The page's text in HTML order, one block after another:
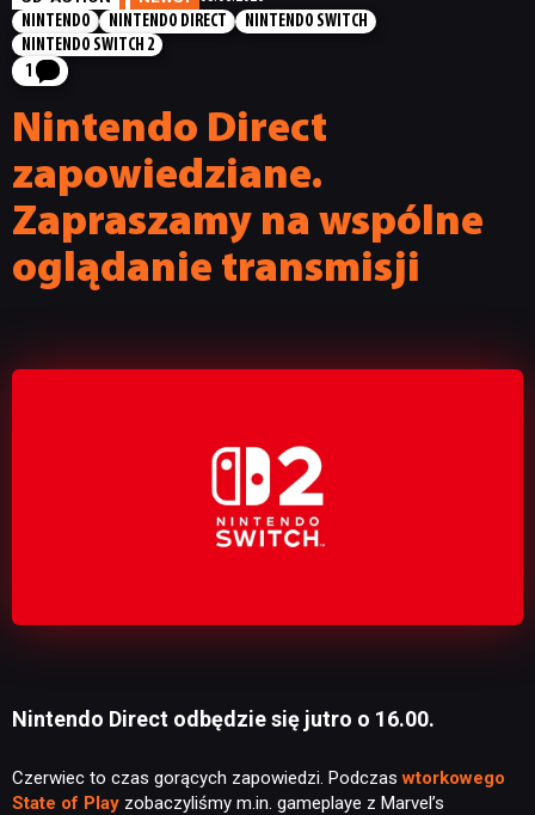
NINTENDO
NINTENDO DIRECT
NINTENDO SWITCH
NINTENDO SWITCH 2
1
Nintendo Direct
zapowiedziane.
Zapraszamy na wspólne
oglądanie transmisji
Nintendo Direct odbędzie się jutro o 16.00.
Czerwiec to czas gorących zapowiedzi. Podczaswtorkowego
State of Play zobaczyliśmy m.in. gameplaye z Marvel’s